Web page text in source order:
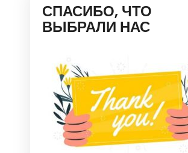
СПАСИБО, ЧТО
ВЫБРАЛИ НАС